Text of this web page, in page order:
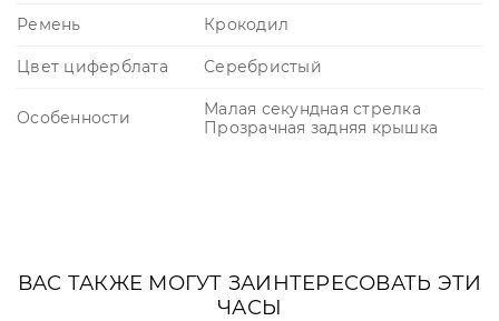
Ремень Крокодил
Цвет циферблата Серебристый
Особенности
Малая секундная стрелка
Прозрачная задняя крышка
ВАС ТАКЖЕ МОГУТ ЗАИНТЕРЕСОВАТЬ ЭТИ
ЧАСЫ